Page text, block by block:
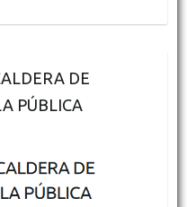
DE
PÚBLICA